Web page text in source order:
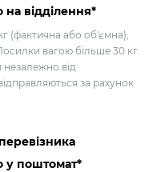
відділення*
(фактична або об'ємна),
вагою більше 30 кг
незалежно від
за рахунок
у поштомат*